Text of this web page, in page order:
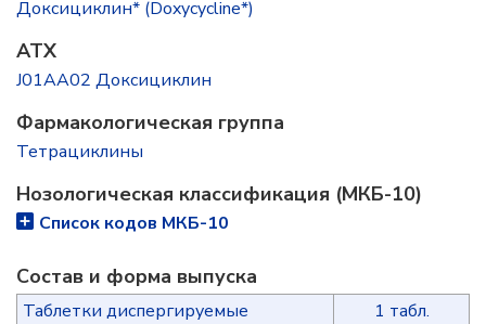
Доксициклин* (Doxycycline*)
ATX
J01AA02 Доксициклин
Фармакологическая группа
Тетрациклины
Нозологическая классификация (МКБ-10)
Список кодов МКБ-10
Состав и форма выпускa
Таблетки диспергируемые
1 табл.